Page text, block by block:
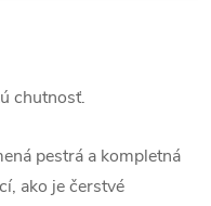
chutnosť.
pestrá a kompletná
ako je čerstvé